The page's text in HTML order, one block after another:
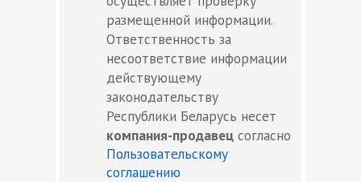
размещенной информации.
Ответственность за
несоответствие информации
действующему
законодательству
Республики Беларусь несет
компания-продавец согласно
Пользовательскому
соглашению